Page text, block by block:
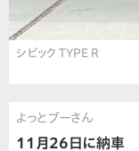
シビック TYPE R
よっとブーさん
11月26日に納車